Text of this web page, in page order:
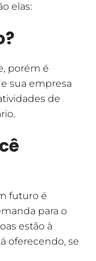
elas:
porém é
sua empresa
de
futuro é
para o
estão à
oferecendo, se